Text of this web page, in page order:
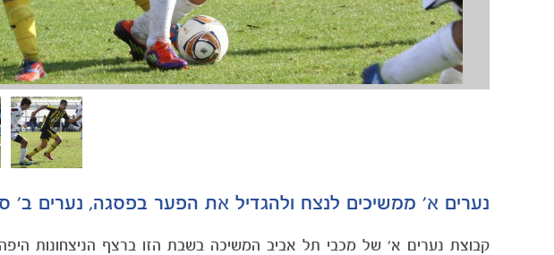
נערים א' ממשיכים לנצח ולהגדיל את הפער בפסגה, נערים ב'